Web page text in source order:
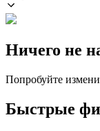
Ничего не
Попробуйте
Быстрые